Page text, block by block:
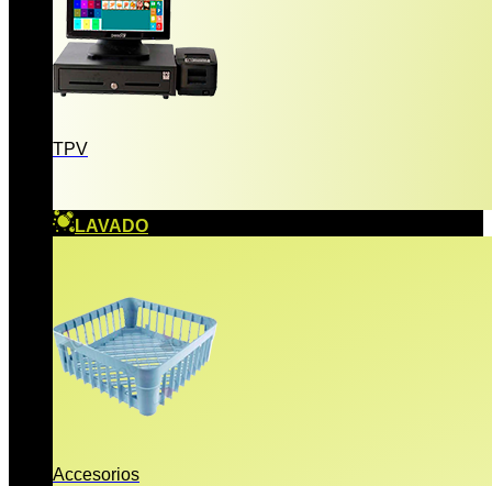
TPV
LAVADO
Accesorios